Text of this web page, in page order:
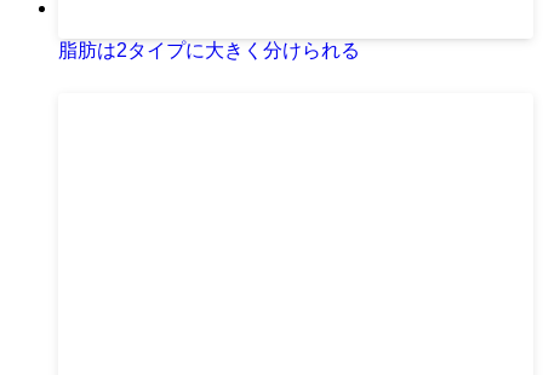
脂肪は2タイプに大きく分けられる